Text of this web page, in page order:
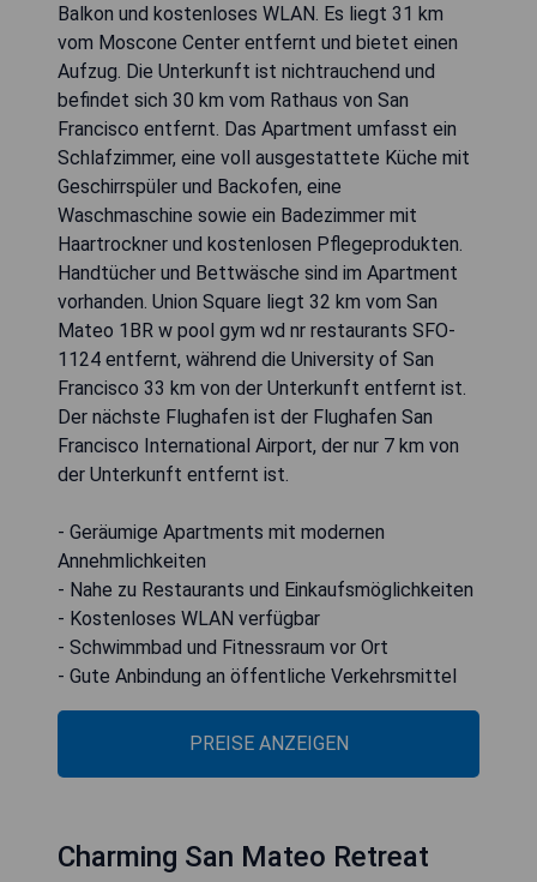
Balkon und kostenloses WLAN. Es liegt 31 km
vom Moscone Center entfernt und bietet einen
Aufzug. Die Unterkunft ist nichtrauchend und
befindet sich 30 km vom Rathaus von San
Francisco entfernt. Das Apartment umfasst ein
Schlafzimmer, eine voll ausgestattete Küche mit
Geschirrspüler und Backofen, eine
Waschmaschine sowie ein Badezimmer mit
Haartrockner und kostenlosen Pflegeprodukten.
Handtücher und Bettwäsche sind im Apartment
vorhanden. Union Square liegt 32 km vom San
Mateo 1BR w pool gym wd nr restaurants SFO-
1124 entfernt, während die University of San
Francisco 33 km von der Unterkunft entfernt ist.
Der nächste Flughafen ist der Flughafen San
Francisco International Airport, der nur 7 km von
der Unterkunft entfernt ist.
- Geräumige Apartments mit modernen
Annehmlichkeiten
- Nahe zu Restaurants und Einkaufsmöglichkeiten
- Kostenloses WLAN verfügbar
- Schwimmbad und Fitnessraum vor Ort
- Gute Anbindung an öffentliche Verkehrsmittel
PREISE ANZEIGEN
Charming San Mateo Retreat